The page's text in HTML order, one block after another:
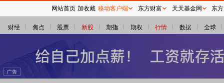
财经 焦点 股票 新股 期指 期权 行情 数据 全球
网站首页 加收藏 移动客户端 东方财富 天天基金网 东